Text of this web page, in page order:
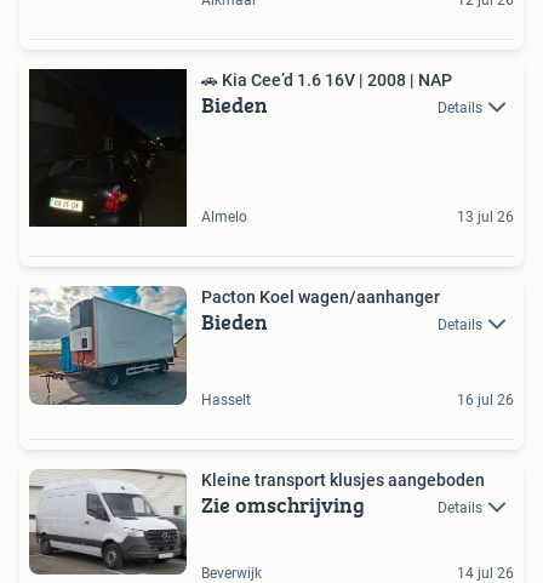
🚗 Kia Cee’d 1.6 16V | 2008 | NAP
Bieden Details
Almelo 13 jul 26
Pacton Koel wagen/aanhanger
Bieden Details
Hasselt 16 jul 26
Kleine transport klusjes aangeboden
Zie omschrijving Details
Beverwijk 14 jul 26